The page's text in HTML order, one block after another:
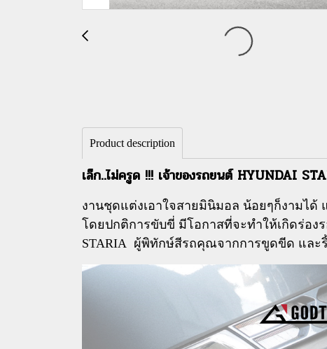
Product description
เล็ก..ไม่ครูด !!! เจ้าของรถยนต์ HYUNDAI
งานชุดแต่งเอาใจสายมินิมอล น้อยๆก็งามไ
โดยปกติการขับขี่ มีโอกาสที่จะทำให้เกิดร่อง
STARIA ผู้พิทักษ์สีรถคุณจากการขูดขีด และ